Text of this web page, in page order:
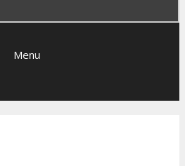
Menu